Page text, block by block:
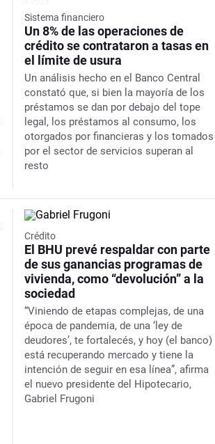
Sistema financiero
Un 8% de las operaciones de
crédito se contrataron a tasas en
el límite de usura
Un análisis hecho en el Banco Central
constató que, si bien la mayoría de los
préstamos se dan por debajo del tope
legal, los préstamos al consumo, los
otorgados por financieras y los tomados
por el sector de servicios superan al
resto
Crédito
El BHU prevé respaldar con parte
de sus ganancias programas de
vivienda, como “devolución” a la
sociedad
“Viniendo de etapas complejas, de una
época de pandemia, de una ‘ley de
deudores’, te fortalecés, y hoy (el banco)
está recuperando mercado y tiene la
intención de seguir en esa línea”, afirma
el nuevo presidente del Hipotecario,
Gabriel Frugoni